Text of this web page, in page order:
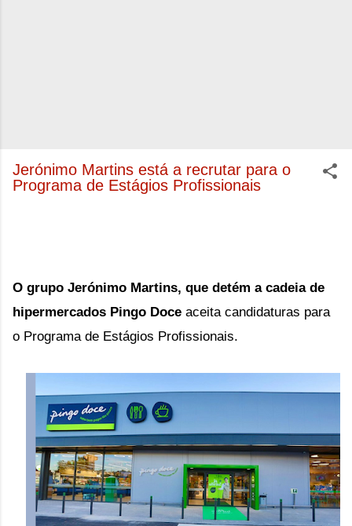
Jerónimo Martins está a recrutar para o
Programa de Estágios Profissionais
O grupo Jerónimo Martins, que detém a cadeia de
hipermercados Pingo Doce aceita candidaturas para
o Programa de Estágios Profissionais.